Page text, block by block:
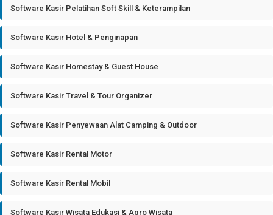
Software Kasir Pelatihan Soft Skill & Keterampilan
Software Kasir Hotel & Penginapan
Software Kasir Homestay & Guest House
Software Kasir Travel & Tour Organizer
Software Kasir Penyewaan Alat Camping & Outdoor
Software Kasir Rental Motor
Software Kasir Rental Mobil
Software Kasir Wisata Edukasi & Agro Wisata